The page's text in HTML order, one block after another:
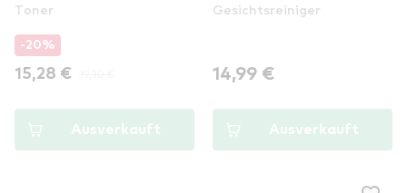
AHA + BHA
Toner
-20%
15,28 €
Ausverkauft
Cleansing Cream
Gesichtsreiniger
14,99 €
Ausverkauft